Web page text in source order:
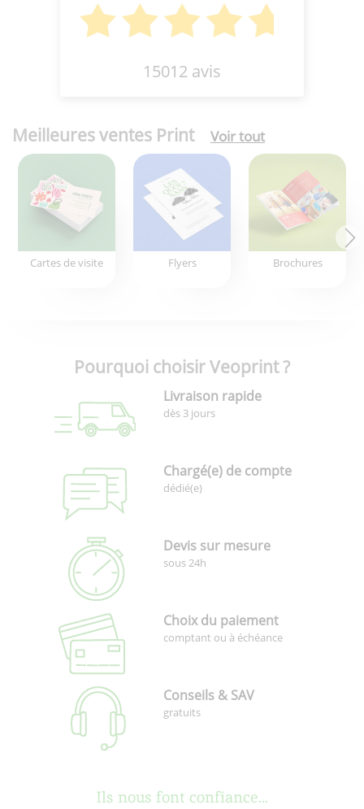
15012 avis
Meilleures ventes Print Voir tout
Cartes de visite Flyers Brochures
Pourquoi choisir Veoprint ?
Livraison rapide
dès 3 jours
Chargé(e) de compte
dédié(e)
Devis sur mesure
sous 24h
Choix du paiement
comptant ou à échéance
Conseils & SAV
gratuits
Ils nous font confiance...